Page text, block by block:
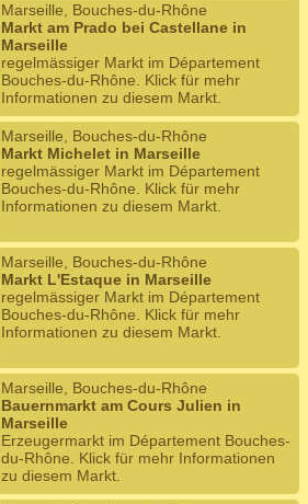
Marseille, Bouches-du-Rhône
Markt am Prado bei Castellane in
Marseille
regelmässiger Markt im Département
Bouches-du-Rhône. Klick für mehr
Informationen zu diesem Markt.
Marseille, Bouches-du-Rhône
Markt Michelet in Marseille
regelmässiger Markt im Département
Bouches-du-Rhône. Klick für mehr
Informationen zu diesem Markt.
Marseille, Bouches-du-Rhône
Markt L'Estaque in Marseille
regelmässiger Markt im Département
Bouches-du-Rhône. Klick für mehr
Informationen zu diesem Markt.
Marseille, Bouches-du-Rhône
Bauernmarkt am Cours Julien in
Marseille
Erzeugermarkt im Département Bouches-
du-Rhône. Klick für mehr Informationen
zu diesem Markt.